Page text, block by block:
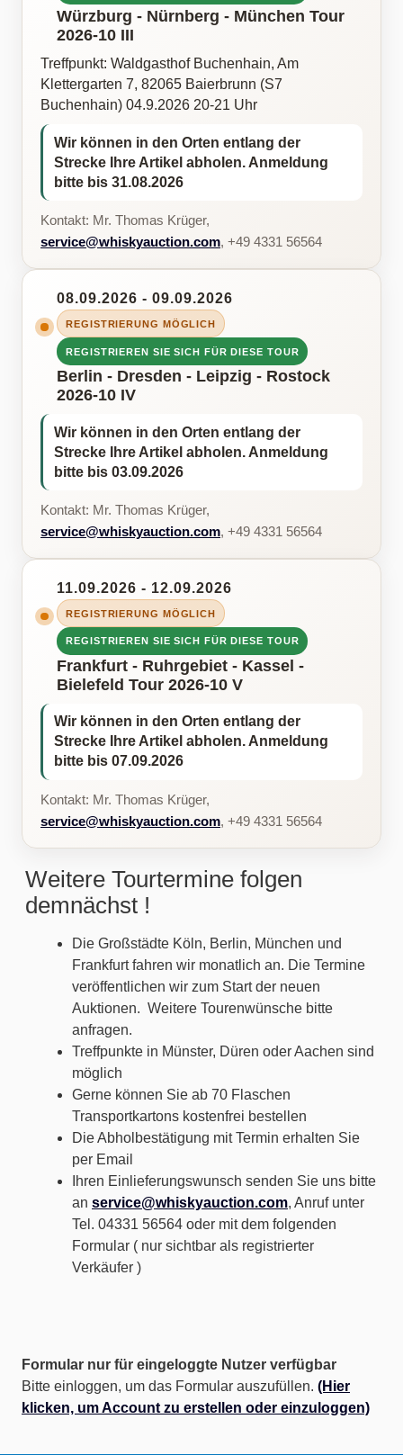
Würzburg - Nürnberg - München Tour
2026-10 III
Treffpunkt: Waldgasthof Buchenhain, Am
Klettergarten 7, 82065 Baierbrunn (S7
Buchenhain) 04.9.2026 20-21 Uhr
Wir können in den Orten entlang der
Strecke Ihre Artikel abholen. Anmeldung
bitte bis 31.08.2026
Kontakt: Mr. Thomas Krüger,
service@whiskyauction.com, +49 4331 56564
08.09.2026 - 09.09.2026
REGISTRIERUNG MÖGLICH
REGISTRIEREN SIE SICH FÜR DIESE TOUR
Berlin - Dresden - Leipzig - Rostock
2026-10 IV
Wir können in den Orten entlang der
Strecke Ihre Artikel abholen. Anmeldung
bitte bis 03.09.2026
Kontakt: Mr. Thomas Krüger,
service@whiskyauction.com, +49 4331 56564
11.09.2026 - 12.09.2026
REGISTRIERUNG MÖGLICH
REGISTRIEREN SIE SICH FÜR DIESE TOUR
Frankfurt - Ruhrgebiet - Kassel -
Bielefeld Tour 2026-10 V
Wir können in den Orten entlang der
Strecke Ihre Artikel abholen. Anmeldung
bitte bis 07.09.2026
Kontakt: Mr. Thomas Krüger,
service@whiskyauction.com, +49 4331 56564
Weitere Tourtermine folgen
demnächst !
Die Großstädte Köln, Berlin, München und
Frankfurt fahren wir monatlich an. Die Termine
veröffentlichen wir zum Start der neuen
Auktionen. Weitere Tourenwünsche bitte
anfragen.
Treffpunkte in Münster, Düren oder Aachen sind
möglich
Gerne können Sie ab 70 Flaschen
Transportkartons kostenfrei bestellen
Die Abholbestätigung mit Termin erhalten Sie
per Email
Ihren Einlieferungswunsch senden Sie uns bitte
an service@whiskyauction.com, Anruf unter
Tel. 04331 56564 oder mit dem folgenden
Formular ( nur sichtbar als registrierter
Verkäufer )
Formular nur für eingeloggte Nutzer verfügbar
Bitte einloggen, um das Formular auszufüllen. (Hier
klicken, um Account zu erstellen oder einzuloggen)